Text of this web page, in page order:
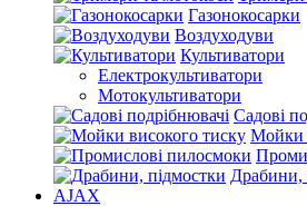
Газонокосарки
Воздуходуви
Культиватори
Електрокультиватори
Мотокультиватори
Садові
Мойки
Драбини,
AJAX